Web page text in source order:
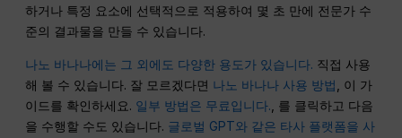
하거나 특정 요소에 선택적으로 적용하여 몇 초 만에 전문가 수
준의 결과물을 만들 수 있습니다.
나노 바나나에는 그 외에도 다양한 용도가 있습니다. 직접 사용
해 볼 수 있습니다. 잘 모르겠다면 나노 바나나 사용 방법
, 이 가
이드를 확인하세요. 일부 방법은 무료입니다. , 를 클릭하고 다음
을 수행할 수도 있습니다. 글로벌 GPT와 같은 타사 플랫폼을 사